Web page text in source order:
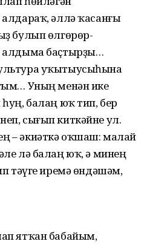
әллә ҡасанғы
булып өлгөрөр-
алдыма баҫтырҙы…
уҡытыусыһына
Уның менән ике
балаң юҡ тип, бер
сығып киткәйне ул.
– әкиәткә оҡшаш: малай
лә балаң юҡ, ә минең
тәүге иремә өндәшәм,
ятҡан бабайым,